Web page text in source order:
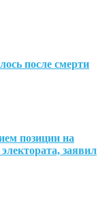
после смерти
позиции на
заявил